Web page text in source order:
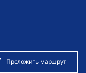
Проложить маршрут